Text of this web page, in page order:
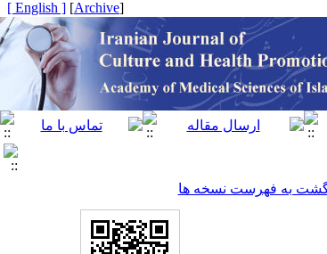
[
Archive
]
[ English ]
به فهرست نسخه ها